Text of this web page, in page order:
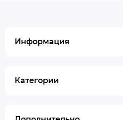
Информация
Категории